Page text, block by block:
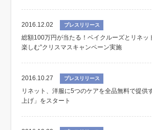
2016.12.02 プレスリリース
総額100万円が当たる！ベイクルーズとリネッ
楽しむ”クリスマスキャンペーン実施
2016.10.27 プレスリリース
リネット、洋服に5つのケアを全品無料で提供
上げ」をスタート